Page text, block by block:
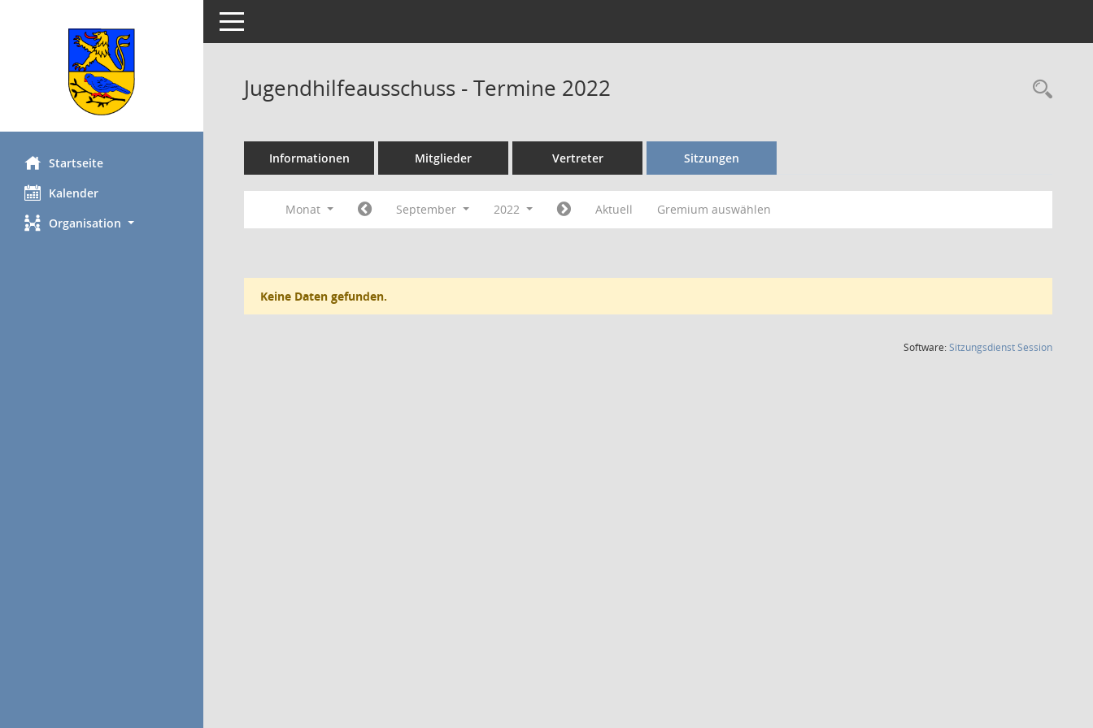
Startseite
Kalender
Organisation
Toggle navigation
Jugendhilfeausschuss - Termine 2022
Informationen Mitglieder Vertreter Sitzungen
Monat September 2022 Aktuell Gremium auswählen
Keine Daten gefunden.
Software:SitzungsdienstSession(Wird in